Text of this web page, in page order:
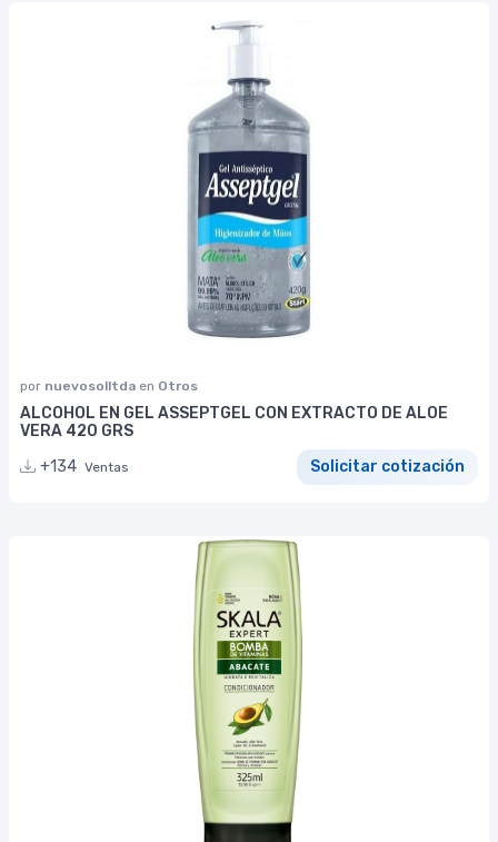
por nuevosolltda en Otros
ALCOHOL EN GEL ASSEPTGEL CON EXTRACTO DE ALOE
VERA 420 GRS
+134 Ventas Solicitar cotización